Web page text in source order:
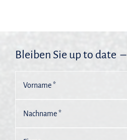
Bleiben Sie up to date –